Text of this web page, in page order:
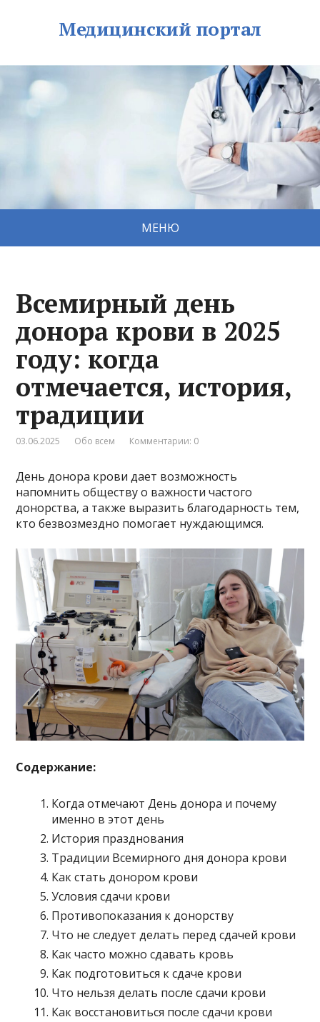
Медицинский портал
МЕНЮ
Всемирный день
донора крови в 2025
году: когда
отмечается, история,
традиции
03.06.2025 Обо всем Комментарии: 0
День донора крови дает возможность
напомнить обществу о важности частого
донорства, а также выразить благодарность тем,
кто безвозмездно помогает нуждающимся.
Содержание:
Когда отмечают День донора и почему
именно в этот день
История празднования
Традиции Всемирного дня донора крови
Как стать донором крови
Условия сдачи крови
Противопоказания к донорству
Что не следует делать перед сдачей крови
Как часто можно сдавать кровь
Как подготовиться к сдаче крови
Что нельзя делать после сдачи крови
Как восстановиться после сдачи крови